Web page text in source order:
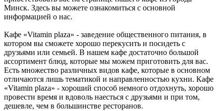
Минск. Здесь вы можете ознакомиться с основной
информацией о нас.
Кафе «Vitamin plaza» - заведение общественного питания, в
котором вы сможете хорошо перекусить и посидеть с
друзьями или семьей. В нашем кафе достаточно большой
ассортимент блюд, которые мы можем приготовить для вас.
Есть множество различных видов кафе, которые в основном
отличаются лишь тематикой и направленностью кухни. Кафе
«Vitamin plaza» - хороший способ немного отдохнуть, хорошо
провести время и вдоволь наесться с друзьями и при том,
дешевле, чем в большинстве ресторанов.